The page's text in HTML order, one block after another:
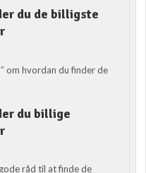
du de billigste
om hvordan du finder de
du billige
råd til at finde de